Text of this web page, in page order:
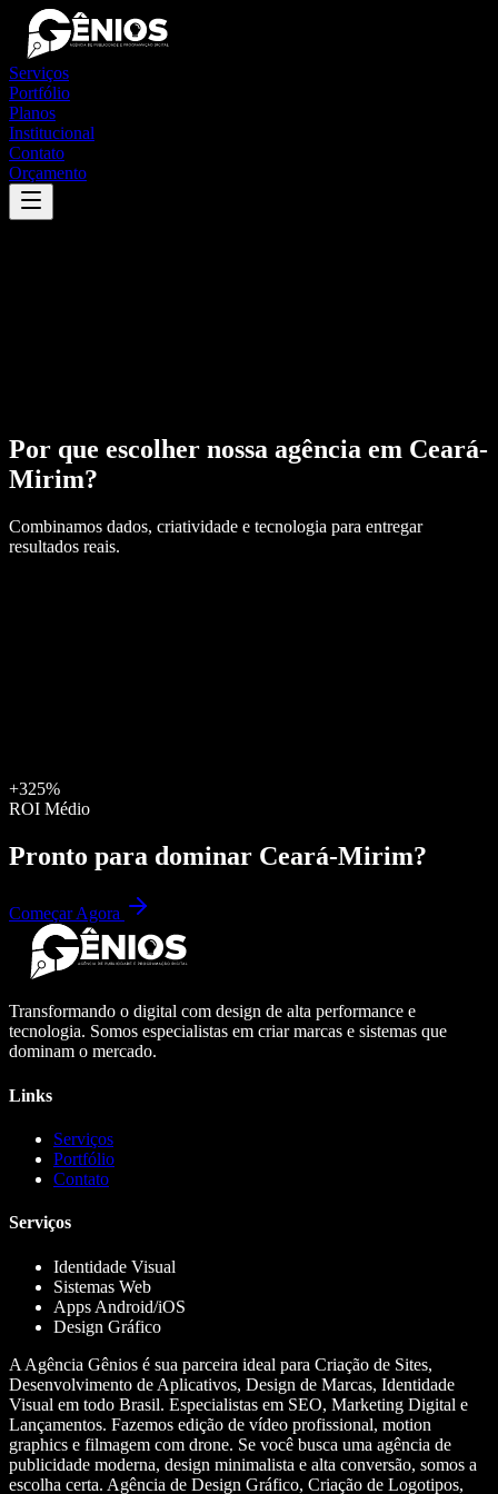
Serviços
Portfólio
Planos
Institucional
Contato
Orçamento
Por que escolher nossa agência em Ceará-
Mirim?
Combinamos dados, criatividade e tecnologia para entregar
resultados reais.
+325%
ROI Médio
Pronto para dominar Ceará-Mirim?
Começar Agora
Transformando o digital com design de alta performance e
tecnologia. Somos especialistas em criar marcas e sistemas que
dominam o mercado.
Links
Serviços
Portfólio
Contato
Serviços
Identidade Visual
Sistemas Web
Apps Android/iOS
Design Gráfico
A Agência Gênios é sua parceira ideal para Criação de Sites,
Desenvolvimento de Aplicativos, Design de Marcas, Identidade
Visual em todo Brasil. Especialistas em SEO, Marketing Digital e
Lançamentos. Fazemos edição de vídeo profissional, motion
graphics e filmagem com drone. Se você busca uma agência de
publicidade moderna, design minimalista e alta conversão, somos a
escolha certa. Agência de Design Gráfico, Criação de Logotipos,